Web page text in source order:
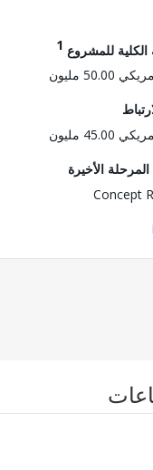
الكلية للمشروع 1
مليون
مليون
الأخيرة
Concept